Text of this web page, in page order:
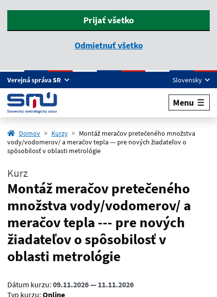
Preskočiť na hlavný obsah
Verejná správa SR Slovensky
Menu
Domov Kurzy
Montáž meračov pretečeného množstva
vody/vodomerov/ a meračov tepla --- pre nových žiadateľov o
spôsobilosť v oblasti metrológie
Kurz
Montáž meračov pretečeného
množstva vody/vodomerov/ a
meračov tepla --- pre nových
žiadateľov o spôsobilosť v
oblasti metrológie
Dátum kurzu: 09.11.2026 — 11.11.2026
Typ kurzu: Online
Prijať všetko
Odmietnuť všetko